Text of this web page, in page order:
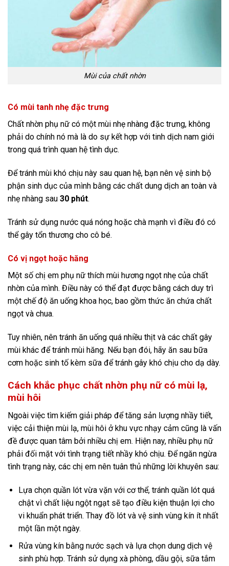
Mùi của chất nhờn
Có mùi tanh nhẹ đặc trưng
Chất nhờn phụ nữ có một mùi nhẹ nhàng đặc trưng, không
phải do chính nó mà là do sự kết hợp với tinh dịch nam giới
trong quá trình quan hệ tình dục.
Để tránh mùi khó chịu này sau quan hệ, bạn nên vệ sinh bộ
phận sinh dục của mình bằng các chất dung dịch an toàn và
nhẹ nhàng sau 30 phút.
Tránh sử dụng nước quá nóng hoặc chà mạnh vì điều đó có
thể gây tổn thương cho cô bé.
Có vị ngọt hoặc hăng
Một số chị em phụ nữ thích mùi hương ngọt nhẹ của chất
nhờn của mình. Điều này có thể đạt được bằng cách duy trì
một chế độ ăn uống khoa học, bao gồm thức ăn chứa chất
ngọt và chua.
Tuy nhiên, nên tránh ăn uống quá nhiều thịt và các chất gây
mùi khác để tránh mùi hăng. Nếu bạn đói, hãy ăn sau bữa
cơm hoặc sinh tố kèm sữa để tránh gây khó chịu cho dạ dày.
Cách khắc phục chất nhờn phụ nữ có mùi lạ,
mùi hôi
Ngoài việc tìm kiếm giải pháp để tăng sản lượng nhầy tiết,
việc cải thiện mùi lạ, mùi hôi ở khu vực nhạy cảm cũng là vấn
đề được quan tâm bởi nhiều chị em. Hiện nay, nhiều phụ nữ
phải đối mặt với tình trạng tiết nhầy khó chịu. Để ngăn ngừa
tình trạng này, các chị em nên tuân thủ những lời khuyên sau:
Lựa chọn quần lót vừa vặn với cơ thể, tránh quần lót quá
chật vì chất liệu ngột ngạt sẽ tạo điều kiện thuận lợi cho
vi khuẩn phát triển. Thay đồ lót và vệ sinh vùng kín ít nhất
một lần một ngày.
Rửa vùng kín bằng nước sạch và lựa chọn dung dịch vệ
sinh phù hợp. Tránh sử dụng xà phòng, dầu gội, sữa tắm